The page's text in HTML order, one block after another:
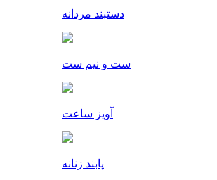
دستبند مردانه
ست و نیم ست
آویز ساعت
پابند زنانه